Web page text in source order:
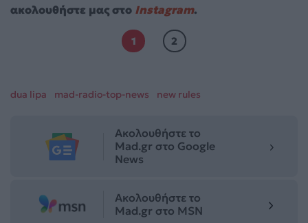
ακολουθήστε μας στο Instagram.
1 2
dua lipa mad-radio-top-news new rules
Ακολουθήστε το
Mad.gr στο Google
News
Ακολουθήστε το
Mad.gr στο MSN